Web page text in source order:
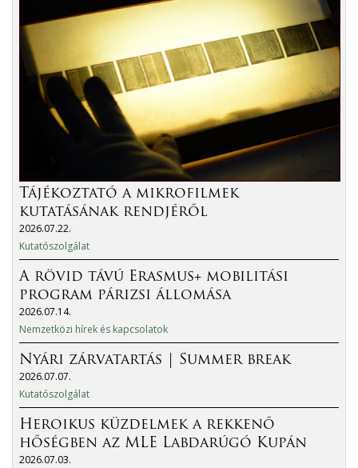
Tájékoztató a mikrofilmek
kutatásának rendjéről
2026.07.22.
Kutatószolgálat
A rövid távú Erasmus+ mobilitási
program párizsi állomása
2026.07.14.
Nemzetközi hírek és kapcsolatok
Nyári zárvatartás | Summer break
2026.07.07.
Kutatószolgálat
Heroikus küzdelmek a rekkenő
hőségben az MLE Labdarúgó Kupán
2026.07.03.